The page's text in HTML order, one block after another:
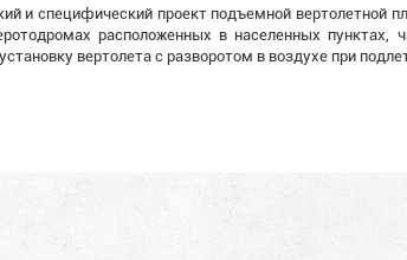
и специфический проект подъемной вертолетной
расположенных в населенных пунктах,
вертолета с разворотом в воздухе при